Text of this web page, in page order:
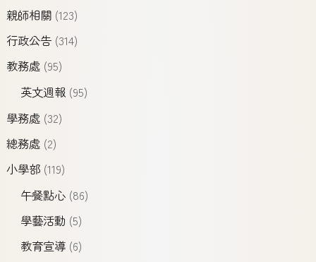
親師相關(123)
行政公告(314)
教務處(95)
英文週報(95)
學務處(32)
總務處(2)
小學部(119)
午餐點心(86)
學藝活動 (5)
教育宣導(6)